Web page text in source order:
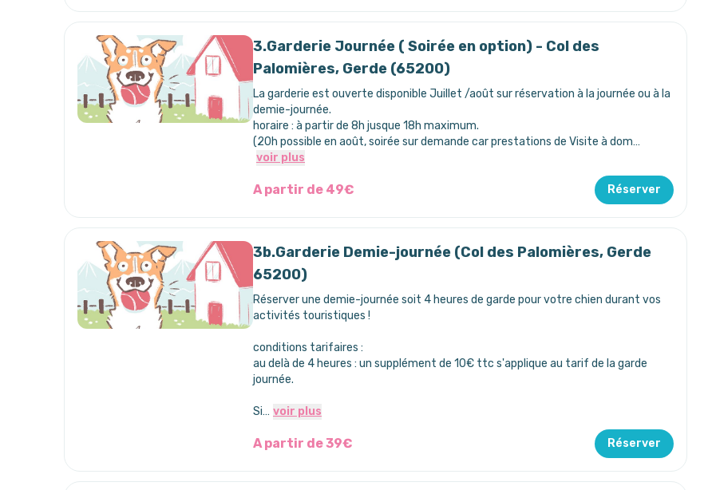
3.Garderie Journée ( Soirée en option) - Col des
Palomières, Gerde (65200)
La garderie est ouverte disponible Juillet /août sur réservation à la journée ou à la
demie-journée.
horaire : à partir de 8h jusque 18h maximum.
(20h possible en août, soirée sur demande car prestations de Visite à dom…
voir plus
A partir de 49€ Réserver
3b.Garderie Demie-journée (Col des Palomières, Gerde
65200)
Réserver une demie-journée soit 4 heures de garde pour votre chien durant vos
activités touristiques !
conditions tarifaires :
au delà de 4 heures : un supplément de 10€ ttc s'applique au tarif de la garde
journée.
Si… voir plus
A partir de 39€ Réserver